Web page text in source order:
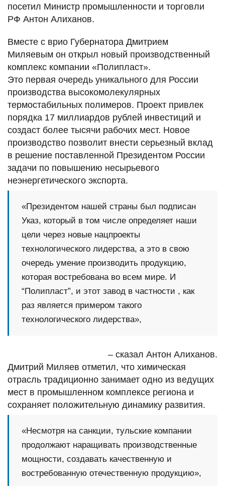
посетил Министр промышленности и торговли
РФ Антон Алиханов.
Вместе с врио Губернатора Дмитрием
Миляевым он открыл новый производственный
комплекс компании «Полипласт».
Это первая очередь уникального для России
производства высокомолекулярных
термостабильных полимеров. Проект привлек
порядка 17 миллиардов рублей инвестиций и
создаст более тысячи рабочих мест. Новое
производство позволит внести серьезный вклад
в решение поставленной Президентом России
задачи по повышению несырьевого
неэнергетического экспорта.
«Президентом нашей страны был подписан
Указ, который в том числе определяет наши
цели через новые нацпроекты
технологического лидерства, а это в свою
очередь умение производить продукцию,
которая востребована во всем мире. И
“Полипласт”, и этот завод в частности , как
раз является примером такого
технологического лидерства»,
– сказал Антон Алиханов.
Дмитрий Миляев отметил, что химическая
отрасль традиционно занимает одно из ведущих
мест в промышленном комплексе региона и
сохраняет положительную динамику развития.
«Несмотря на санкции, тульские компании
продолжают наращивать производственные
мощности, создавать качественную и
востребованную отечественную продукцию»,